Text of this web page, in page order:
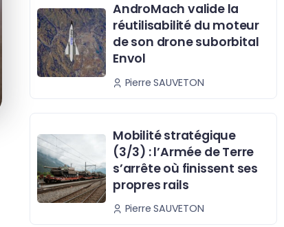
AndroMach valide la
réutilisabilité du moteur
de son drone suborbital
Envol
Pierre SAUVETON
Mobilité stratégique
(3/3) : l’Armée de Terre
s’arrête où finissent ses
propres rails
Pierre SAUVETON